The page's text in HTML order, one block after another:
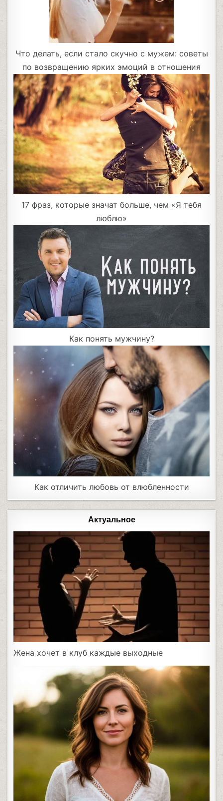
Что делать, если стало скучно с мужем: советы
по возвращению ярких эмоций в отношения
17 фраз, которые значат больше, чем «Я тебя
люблю»
Как понять мужчину?
Как отличить любовь от влюбленности
Актуальное
Жена хочет в клуб каждые выходные